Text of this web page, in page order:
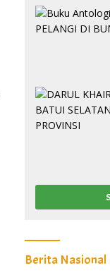
Berita Nasional